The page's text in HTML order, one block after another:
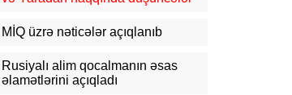
17:03 Lənkəranda təqaüdçüləri
aldadan şəxs saxlanılıb
16:39 Səfərbərlik Xidmətinin
rüşvətlə bağlı həbs olunan 3
MİQ üzrə nəticələr açıqlanıb
Rusiyalı alim qocalmanın əsas
əlamətlərini açıqladı